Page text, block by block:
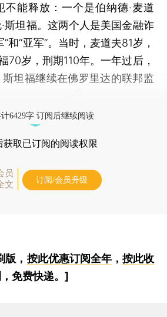
不能释放：一个是伯纳德·麦道
斯坦福。这两个人是美国金融诈
和“亚军”。当时，麦道夫81岁，
70岁，刑期110年。一年过后，
坦福继续在佛罗里达的联邦监
6429字 订阅后继续阅读
获取已订阅的阅读权限
员
文
订阅/会员升级
， 按此优惠订阅全年， 按此收
，免费快递。]